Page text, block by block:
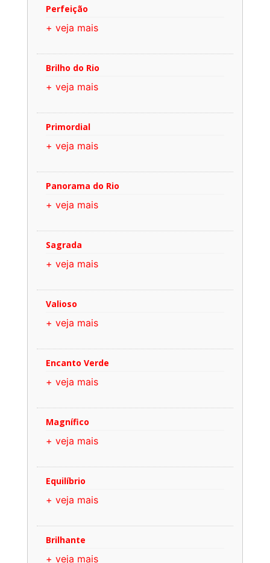
Perfeição
+ veja mais
Brilho do Rio
+ veja mais
Primordial
+ veja mais
Panorama do Rio
+ veja mais
Sagrada
+ veja mais
Valioso
+ veja mais
Encanto Verde
+ veja mais
Magnífico
+ veja mais
Equilíbrio
+ veja mais
Brilhante
+ veja mais